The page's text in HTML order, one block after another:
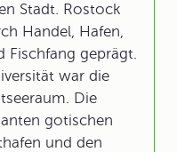
Stadt. Rostock
Handel, Hafen,
Fischfang geprägt.
war die
Die
gotischen
und den